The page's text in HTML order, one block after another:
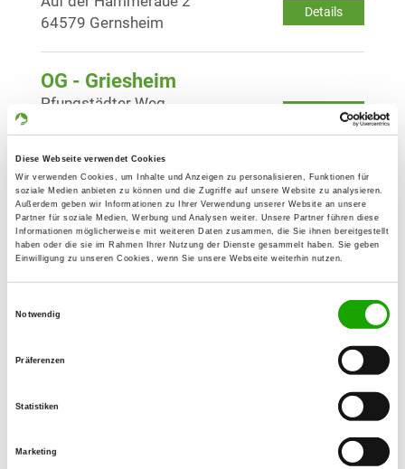
Diese Webseite verwendet Cookies
Wir verwenden Cookies, um Inhalte und Anzeigen zu personalisieren, Funktionen für
soziale Medien anbieten zu können und die Zugriffe auf unsere Website zu analysieren.
Außerdem geben wir Informationen zu Ihrer Verwendung unserer Website an unsere
Partner für soziale Medien, Werbung und Analysen weiter. Unsere Partner führen diese
Informationen möglicherweise mit weiteren Daten zusammen, die Sie ihnen bereitgestellt
haben oder die sie im Rahmen Ihrer Nutzung der Dienste gesammelt haben. Sie geben
Einwilligung zu unseren Cookies, wenn Sie unsere Webseite weiterhin nutzen.
Notwendig
Präferenzen
Statistiken
Marketing
Details
64579 Gernsheim
OG - Griesheim
Details
Pfungstädter Weg
OG - Hofheim/Ried e.V.
Details
Ausserhalb 70
68623 Lampertheim-Hofheim
OG - Lampertheim 1931 e.V.
Details
In den Böllenruthen 50
Details
In den Ruthen 10